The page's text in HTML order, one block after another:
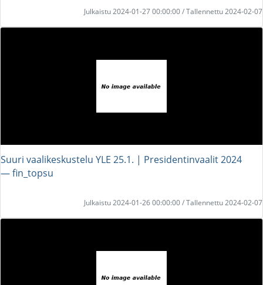
Julkaistu 2024-01-27 00:00:00 / Tallennettu 2024-02-07
Suuri vaalikeskustelu YLE 25.1. | Presidentinvaalit 2024
― fin_topsu
Julkaistu 2024-01-26 00:00:00 / Tallennettu 2024-02-07